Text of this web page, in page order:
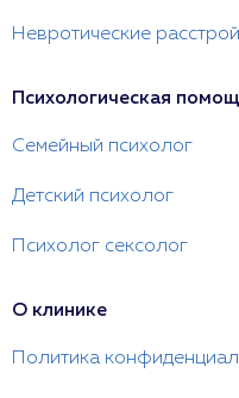
Невротические
Психологическая
Семейный психолог
Детский психолог
Психолог сексолог
О клинике
Политика